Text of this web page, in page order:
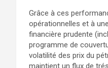
Grâce à ces
opérationnelles et à
financière prudente
programme de
volatilité des prix du
maintient un flux de